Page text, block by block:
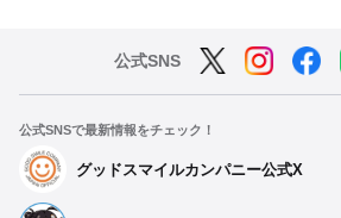
公式SNS
公式SNSで最新情報をチェック！
グッドスマイルカンパニー公式X